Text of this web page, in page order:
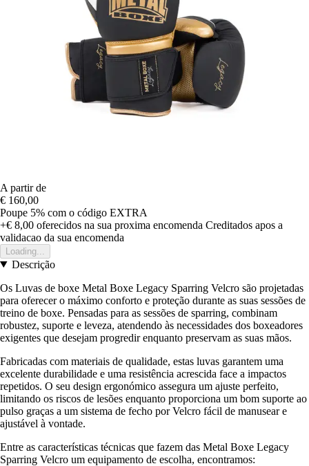
A partir de
€ 160,00
Poupe 5% com o código EXTRA
+€ 8,00 oferecidos na sua proxima encomenda Creditados apos a
validacao da sua encomenda
Loading...
Descrição
Os Luvas de boxe Metal Boxe Legacy Sparring Velcro são projetadas
para oferecer o máximo conforto e proteção durante as suas sessões de
treino de boxe. Pensadas para as sessões de sparring, combinam
robustez, suporte e leveza, atendendo às necessidades dos boxeadores
exigentes que desejam progredir enquanto preservam as suas mãos.
Fabricadas com materiais de qualidade, estas luvas garantem uma
excelente durabilidade e uma resistência acrescida face a impactos
repetidos. O seu design ergonómico assegura um ajuste perfeito,
limitando os riscos de lesões enquanto proporciona um bom suporte ao
pulso graças a um sistema de fecho por Velcro fácil de manusear e
ajustável à vontade.
Entre as características técnicas que fazem das Metal Boxe Legacy
Sparring Velcro um equipamento de escolha, encontramos: